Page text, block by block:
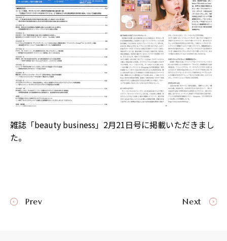
雑誌「beauty business」2月21日号に掲載いただきまし
た。
Prev Next